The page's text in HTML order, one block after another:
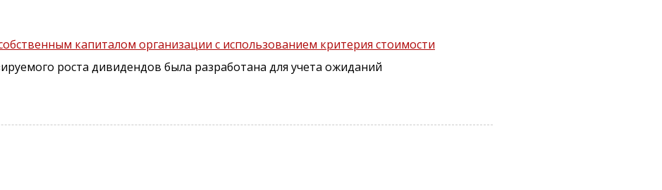
капиталом организации с использованием критерия стоимости
роста дивидендов была разработана для учета ожиданий